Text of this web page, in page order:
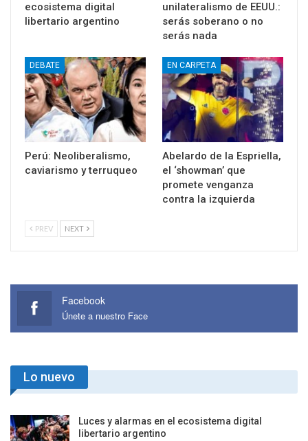
ecosistema digital
libertario argentino
unilateralismo de EEUU.:
serás soberano o no
serás nada
DEBATE
Perú: Neoliberalismo,
caviarismo y terruqueo
EN CARPETA
Abelardo de la Espriella,
el ‘showman’ que
promete venganza
contra la izquierda
PREV NEXT
Facebook
Únete a nuestro Face
Lo nuevo
Luces y alarmas en el ecosistema digital
libertario argentino